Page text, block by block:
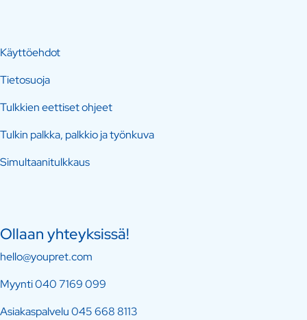
Käyttöehdot
Tietosuoja
Tulkkien eettiset ohjeet
Tulkin palkka, palkkio ja työnkuva
Simultaanitulkkaus
Ollaan yhteyksissä!
hello@youpret.com
Myynti040 7169 099
Asiakaspalvelu045 668 8113